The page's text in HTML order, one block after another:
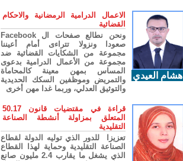
هشام العيدي
الاعمال الدرامية الرمضانية والاحكام
القضائية
ونحن نطالع صفحات ال Facebook
صعودا ونزولا تتراءى أمام أعيننا
مجموعة من الشكايات القضائية ضد
مجموعة من الأعمال الدرامية بدعوى
المساس بمهن معينة كالمحاماة
والتمريض وموظفين السكك الحديدية
والتوثيق العدلي، وربما غدا مهن أخرى
قراءة في مقتضيات قانون 50.17
المتعلق بمزاولة أنشطة الصناعة
التقليدية
تعزيزا للدور الذي توليه الدولة لقطاع
الصناعة التقليدية وحماية لهذا القطاع
الذي يشغل ما يقارب 2.4 مليون صانع